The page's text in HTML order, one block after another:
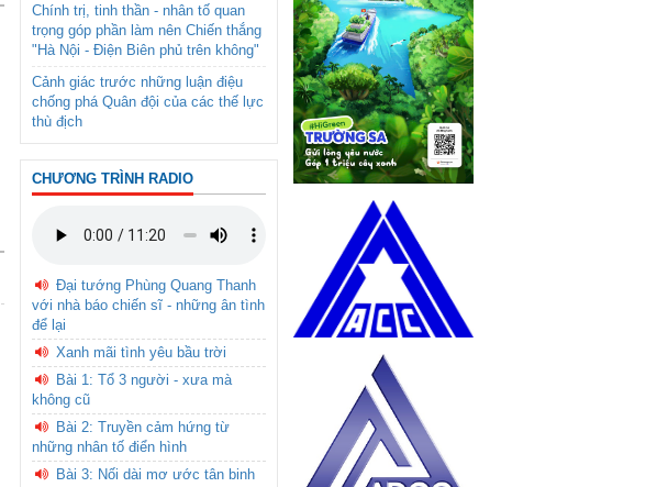
Chính trị, tinh thần - nhân tố quan
trọng góp phần làm nên Chiến thắng
"Hà Nội - Điện Biên phủ trên không"
Cảnh giác trước những luận điệu
chống phá Quân đội của các thế lực
thù địch
CHƯƠNG TRÌNH RADIO
Đại tướng Phùng Quang Thanh
với nhà báo chiến sĩ - những ân tình
để lại
Xanh mãi tình yêu bầu trời
Bài 1: Tổ 3 người - xưa mà
không cũ
Bài 2: Truyền cảm hứng từ
những nhân tố điển hình
Bài 3: Nối dài mơ ước tân binh